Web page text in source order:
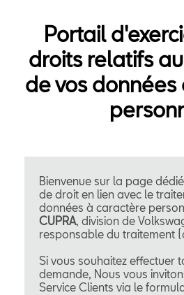
Portail
droits relatifs
de vos
Bienvenue sur la page
de droit en lien avec le
données à caractère
CUPRA, division de
responsable du traitement
Si vous souhaitez effectuer
demande, Nous vous
Service Clients via le